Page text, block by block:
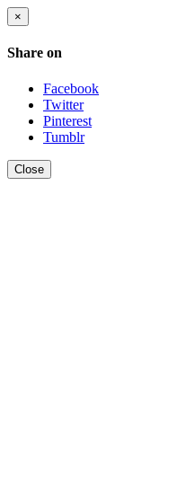
×
Share on
Facebook
Twitter
Pinterest
Tumblr
Close